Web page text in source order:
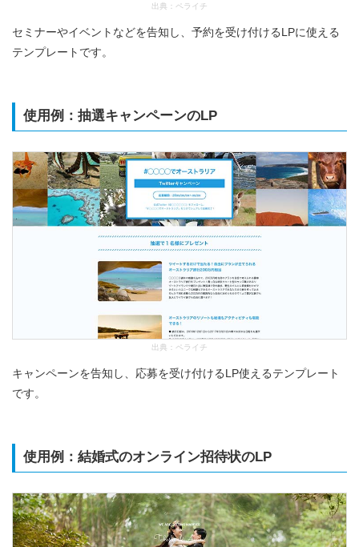
出典： ペライチ
セミナーやイベントなどを告知し、予約を受け付けるLPに使える
テンプレートです。
使用例：抽選キャンペーンのLP
出典： ペライチ
キャンペーンを告知し、応募を受け付けるLP使えるテンプレート
です。
使用例：結婚式のオンライン招待状のLP